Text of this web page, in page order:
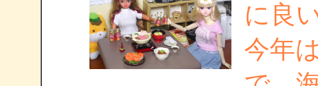
に良
今年